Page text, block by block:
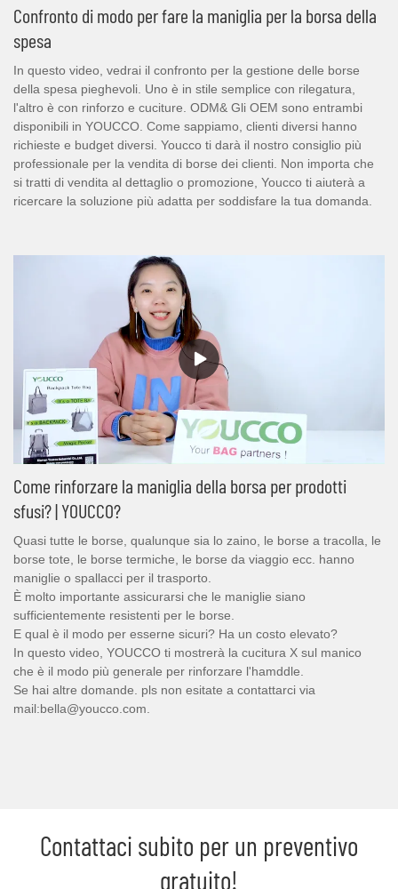
Confronto di modo per fare la maniglia per la borsa della
spesa
In questo video, vedrai il confronto per la gestione delle borse
della spesa pieghevoli. Uno è in stile semplice con rilegatura,
l'altro è con rinforzo e cuciture. ODM& Gli OEM sono entrambi
disponibili in YOUCCO. Come sappiamo, clienti diversi hanno
richieste e budget diversi. Youcco ti darà il nostro consiglio più
professionale per la vendita di borse dei clienti. Non importa che
si tratti di vendita al dettaglio o promozione, Youcco ti aiuterà a
ricercare la soluzione più adatta per soddisfare la tua domanda.
Come rinforzare la maniglia della borsa per prodotti
sfusi? | YOUCCO?
Quasi tutte le borse, qualunque sia lo zaino, le borse a tracolla, le
borse tote, le borse termiche, le borse da viaggio ecc. hanno
maniglie o spallacci per il trasporto.
È molto importante assicurarsi che le maniglie siano
sufficientemente resistenti per le borse.
E qual è il modo per esserne sicuri? Ha un costo elevato?
In questo video, YOUCCO ti mostrerà la cucitura X sul manico
che è il modo più generale per rinforzare l'hamddle.
Se hai altre domande. pls non esitate a contattarci via
mail:bella@youcco.com.
Contattaci subito per un preventivo
gratuito!